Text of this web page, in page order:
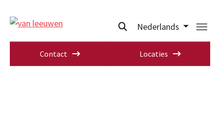
Nederlands
Contact Locaties